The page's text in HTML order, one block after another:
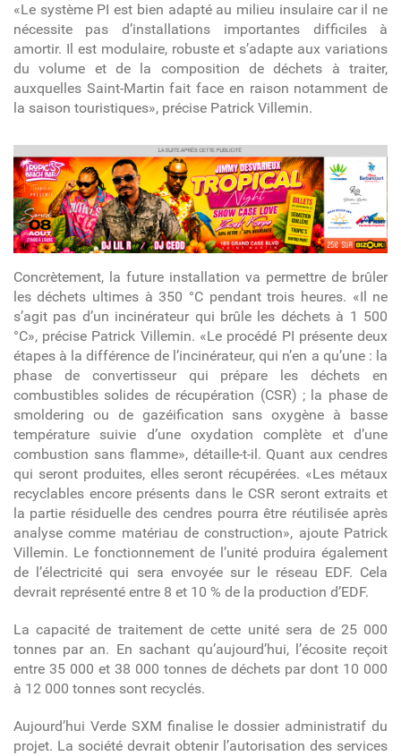
«Le système PI est bien adapté au milieu insulaire car il ne
nécessite pas d’installations importantes difficiles à
amortir. Il est modulaire, robuste et s’adapte aux variations
du volume et de la composition de déchets à traiter,
auxquelles Saint-Martin fait face en raison notamment de
la saison touristiques», précise Patrick Villemin.
article
Concrètement, la future installation va permettre de brûler
les déchets ultimes à 350 °C pendant trois heures. «Il ne
s’agit pas d’un incinérateur qui brûle les déchets à 1 500
°C», précise Patrick Villemin. «Le procédé PI présente deux
étapes à la différence de l’incinérateur, qui n’en a qu’une : la
phase de convertisseur qui prépare les déchets en
combustibles solides de récupération (CSR) ; la phase de
smoldering ou de gazéification sans oxygène à basse
température suivie d’une oxydation complète et d’une
combustion sans flamme», détaille-t-il. Quant aux cendres
qui seront produites, elles seront récupérées. «Les métaux
recyclables encore présents dans le CSR seront extraits et
la partie résiduelle des cendres pourra être réutilisée après
analyse comme matériau de construction», ajoute Patrick
Villemin. Le fonctionnement de l’unité produira également
de l’électricité qui sera envoyée sur le réseau EDF. Cela
devrait représenté entre 8 et 10 % de la production d’EDF.
La capacité de traitement de cette unité sera de 25 000
tonnes par an. En sachant qu’aujourd’hui, l’écosite reçoit
entre 35 000 et 38 000 tonnes de déchets par dont 10 000
à 12 000 tonnes sont recyclés.
Aujourd’hui Verde SXM finalise le dossier administratif du
projet. La société devrait obtenir l’autorisation des services